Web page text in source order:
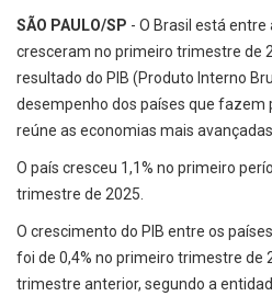
SÃO PAULO/SP - O Brasil está
cresceram no primeiro trimestre de
resultado do PIB (Produto Interno
desempenho dos países que fazem
reúne as economias mais
O país cresceu 1,1% no primeiro
trimestre de 2025.
O crescimento do PIB entre os
foi de 0,4% no primeiro trimestre de
trimestre anterior, segundo a